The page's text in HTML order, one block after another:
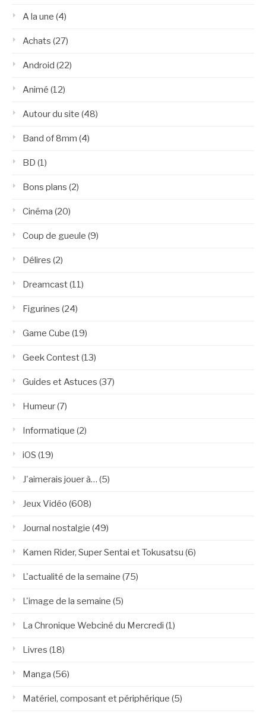
A la une (4)
Achats (27)
Android (22)
Animé (12)
Autour du site (48)
Band of 8mm (4)
BD (1)
Bons plans (2)
Cinéma (20)
Coup de gueule (9)
Délires (2)
Dreamcast(11)
Figurines (24)
Game Cube (19)
Geek Contest(13)
Guides et Astuces (37)
Humeur(7)
Informatique (2)
iOS (19)
J'aimerais jouer à… (5)
Jeux Vidéo (608)
Journal nostalgie (49)
Kamen Rider, Super Sentai et Tokusatsu (6)
L'actualité de la semaine (75)
L'image de la semaine (5)
La Chronique Webciné du Mercredi (1)
Livres (18)
Manga (56)
Matériel, composant et périphérique (5)